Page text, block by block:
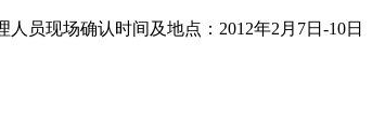
员现场确认时间及地点：2012年2月7日-10日